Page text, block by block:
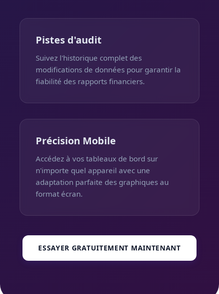
Pistes d'audit
Suivez l'historique complet des
modifications de données pour garantir la
fiabilité des rapports financiers.
Précision Mobile
Accédez à vos tableaux de bord sur
n'importe quel appareil avec une
adaptation parfaite des graphiques au
format écran.
ESSAYER GRATUITEMENT MAINTENANT